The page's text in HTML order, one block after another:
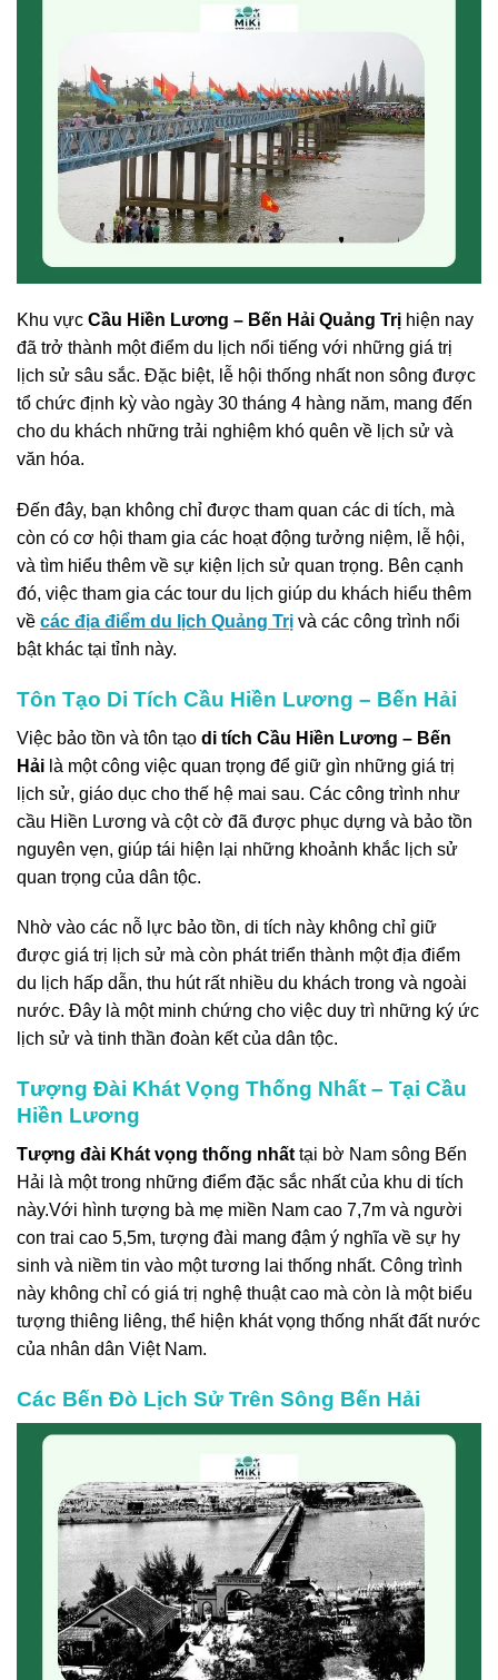
Khu vực Cầu Hiền Lương – Bến Hải Quảng Trị hiện nay
đã trở thành một điểm du lịch nổi tiếng với những giá trị
lịch sử sâu sắc. Đặc biệt, lễ hội thống nhất non sông được
tổ chức định kỳ vào ngày 30 tháng 4 hàng năm, mang đến
cho du khách những trải nghiệm khó quên về lịch sử và
văn hóa.
Đến đây, bạn không chỉ được tham quan các di tích, mà
còn có cơ hội tham gia các hoạt động tưởng niệm, lễ hội,
và tìm hiểu thêm về sự kiện lịch sử quan trọng. Bên cạnh
đó, việc tham gia các tour du lịch giúp du khách hiểu thêm
về các địa điểm du lịch Quảng Trị và các công trình nổi
bật khác tại tỉnh này.
Tôn Tạo Di Tích Cầu Hiền Lương – Bến Hải
Việc bảo tồn và tôn tạo di tích Cầu Hiền Lương – Bến
Hải là một công việc quan trọng để giữ gìn những giá trị
lịch sử, giáo dục cho thế hệ mai sau. Các công trình như
cầu Hiền Lương và cột cờ đã được phục dựng và bảo tồn
nguyên vẹn, giúp tái hiện lại những khoảnh khắc lịch sử
quan trọng của dân tộc.
Nhờ vào các nỗ lực bảo tồn, di tích này không chỉ giữ
được giá trị lịch sử mà còn phát triển thành một địa điểm
du lịch hấp dẫn, thu hút rất nhiều du khách trong và ngoài
nước. Đây là một minh chứng cho việc duy trì những ký ức
lịch sử và tinh thần đoàn kết của dân tộc.
Tượng Đài Khát Vọng Thống Nhất – Tại Cầu
Hiền Lương
Tượng đài Khát vọng thống nhất tại bờ Nam sông Bến
Hải là một trong những điểm đặc sắc nhất của khu di tích
này.Với hình tượng bà mẹ miền Nam cao 7,7m và người
con trai cao 5,5m, tượng đài mang đậm ý nghĩa về sự hy
sinh và niềm tin vào một tương lai thống nhất. Công trình
này không chỉ có giá trị nghệ thuật cao mà còn là một biểu
tượng thiêng liêng, thể hiện khát vọng thống nhất đất nước
của nhân dân Việt Nam.
Các Bến Đò Lịch Sử Trên Sông Bến Hải